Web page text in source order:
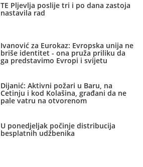
TE Pljevlja poslije tri i po dana zastoja
nastavila rad
Ivanović za Eurokaz: Evropska unija ne
briše identitet - ona pruža priliku da
ga predstavimo Evropi i svijetu
Dijanić: Aktivni požari u Baru, na
Cetinju i kod Kolašina, građani da ne
pale vatru na otvorenom
U ponedjeljak počinje distribucija
besplatnih udžbenika